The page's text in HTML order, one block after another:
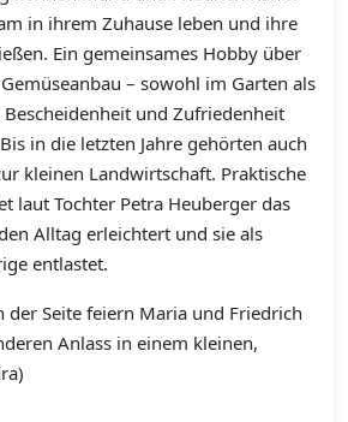
in ihrem Zuhause leben und ihre
Ein gemeinsames Hobby über
– sowohl im Garten als
und Zufriedenheit
in die letzten Jahre gehörten auch
kleinen Landwirtschaft. Praktische
laut Tochter Petra Heuberger das
Alltag erleichtert und sie als
entlastet.
der Seite feiern Maria und Friedrich
Anlass in einem kleinen,